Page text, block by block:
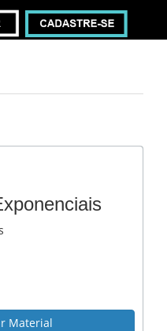
Material